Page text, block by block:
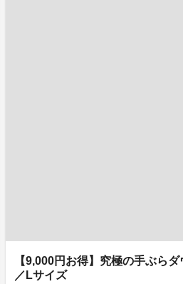
【9,000円お得】究極の手ぶら
／Lサイズ